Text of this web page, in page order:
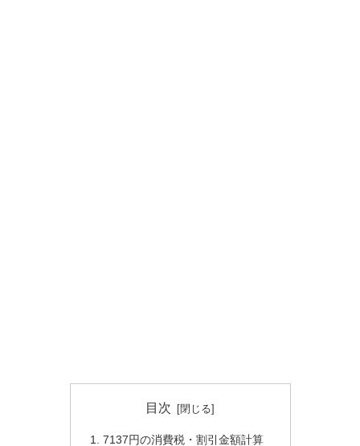
目次
7137円の消費税・割引金額計算